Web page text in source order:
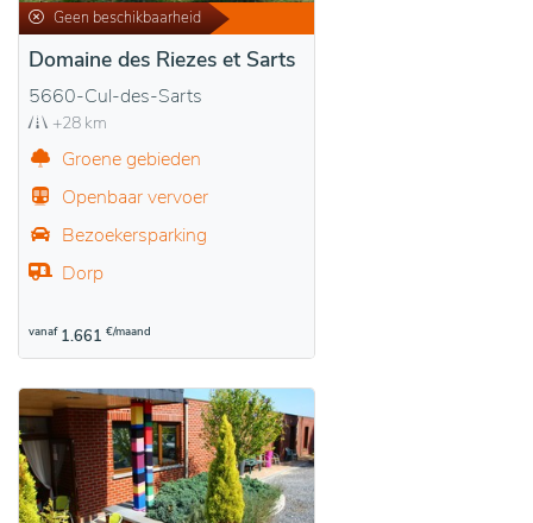
Geen beschikbaarheid
Domaine des Riezes et Sarts
5660-Cul-des-Sarts
+28 km
Groene gebieden
Openbaar vervoer
Bezoekersparking
Dorp
vanaf 1.661 €/maand